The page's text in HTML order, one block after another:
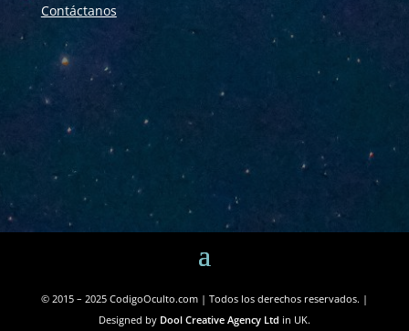
Contáctanos
© 2015 – 2025 CodigoOculto.com | Todos los derechos reservados. |
Designed by Dool Creative Agency Ltd in UK.